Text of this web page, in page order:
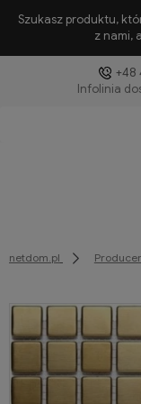
Szukasz produktu,
z nami,
+48
netdom.pl